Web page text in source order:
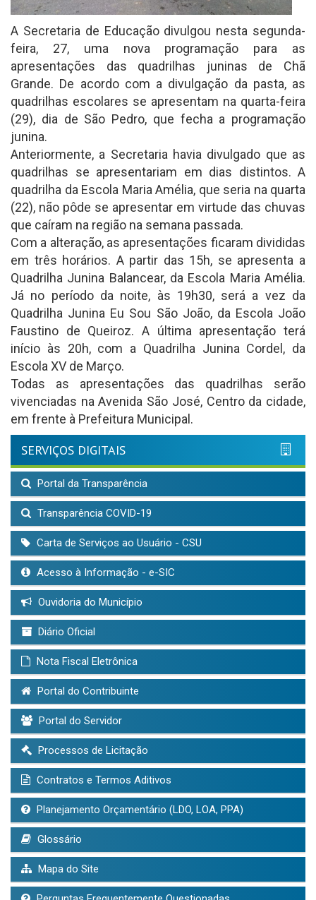
A Secretaria de Educação divulgou nesta segunda-
feira, 27, uma nova programação para as
apresentações das quadrilhas juninas de Chã
Grande. De acordo com a divulgação da pasta, as
quadrilhas escolares se apresentam na quarta-feira
(29), dia de São Pedro, que fecha a programação
junina.
Anteriormente, a Secretaria havia divulgado que as
quadrilhas se apresentariam em dias distintos. A
quadrilha da Escola Maria Amélia, que seria na quarta
(22), não pôde se apresentar em virtude das chuvas
que caíram na região na semana passada.
Com a alteração, as apresentações ficaram divididas
em três horários. A partir das 15h, se apresenta a
Quadrilha Junina Balancear, da Escola Maria Amélia.
Já no período da noite, às 19h30, será a vez da
Quadrilha Junina Eu Sou São João, da Escola João
Faustino de Queiroz. A última apresentação terá
início às 20h, com a Quadrilha Junina Cordel, da
Escola XV de Março.
Todas as apresentações das quadrilhas serão
vivenciadas na Avenida São José, Centro da cidade,
em frente à Prefeitura Municipal.
SERVIÇOS DIGITAIS
Portal da Transparência
Transparência COVID-19
Carta de Serviços ao Usuário - CSU
Acesso à Informação - e-SIC
Ouvidoria do Município
Diário Oficial
Nota Fiscal Eletrônica
Portal do Contribuinte
Portal do Servidor
Processos de Licitação
Contratos e Termos Aditivos
Planejamento Orçamentário (LDO, LOA, PPA)
Glossário
Mapa do Site